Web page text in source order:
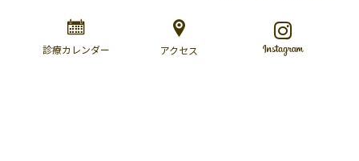
診療カレンダー アクセス